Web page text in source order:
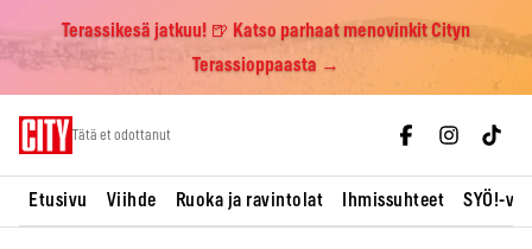
Terassikesä jatkuu! 🍺 Katso parhaat menovinkit Cityn
Terassioppaasta →
Tätä et odottanut
Etusivu Viihde Ruoka ja ravintolat Ihmissuhteet SYÖ!-